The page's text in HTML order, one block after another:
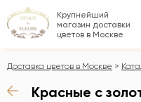
Крупнейший
магазин доставки
цветов в Москве
Доставка цветов в Москве
Красные с